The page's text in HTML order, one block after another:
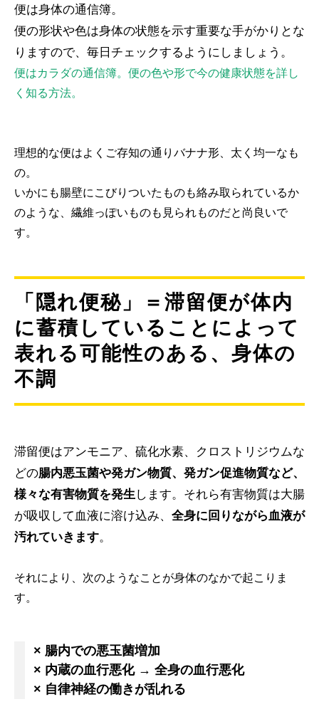
便は身体の通信簿。
便の形状や色は身体の状態を示す重要な手がかりとな
りますので、毎日チェックするようにしましょう。
便はカラダの通信簿。便の色や形で今の健康状態を詳し
く知る方法。
理想的な便はよくご存知の通りバナナ形、太く均一なも
の。
いかにも腸壁にこびりついたものも絡み取られているか
のような、繊維っぽいものも見られものだと尚良いで
す。
「隠れ便秘」＝滞留便が体内
に蓄積していることによって
表れる可能性のある、身体の
不調
滞留便はアンモニア、硫化水素、クロストリジウムな
どの腸内悪玉菌や発ガン物質、発ガン促進物質など、
様々な有害物質を発生します。それら有害物質は大腸
が吸収して血液に溶け込み、 全身に回りながら血液が
汚れていきます。
それにより、次のようなことが身体のなかで起こりま
す。
× 腸内での悪玉菌増加
× 内蔵の血行悪化 → 全身の血行悪化
× 自律神経の働きが乱れる